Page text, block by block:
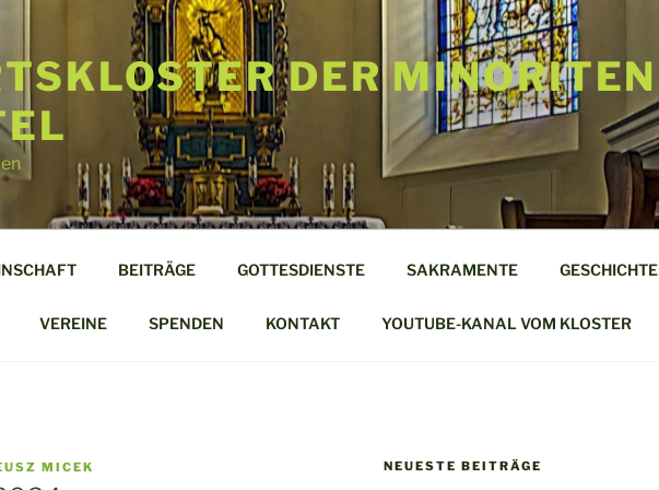
DER MINORITEN
BEITRÄGE GOTTESDIENSTE SAKRAMENTE GESCHICHTE
VEREINE SPENDEN KONTAKT YOUTUBE-KANAL VOM KLOSTER
MICEK NEUESTE BEITRÄGE